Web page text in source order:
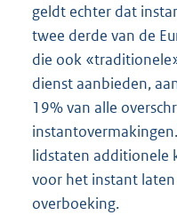
geldt echter dat
twee derde van de
die ook
dienst aanbieden,
19% van alle
instantovermakingen.
lidstaten additionele
voor het instant
overboeking.